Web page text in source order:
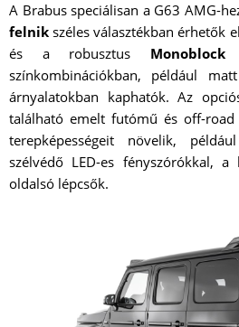
A Brabus speciálisan a G63 AMG-
felnik széles választékban érhetők
és a robusztus Monoblock
színkombinációkban, például
árnyalatokban kaphatók. Az
található emelt futómű és off-road
terepképességeit növelik,
szélvédő LED-es fényszórókkal,
oldalsó lépcsők.